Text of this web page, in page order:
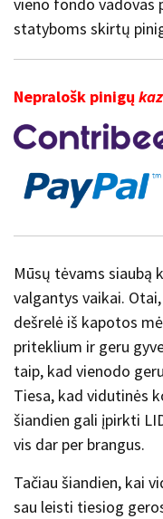
statyboms skirtų
Nepralošk pinigų
Mūsų tėvams siaubą
valgantys vaikai.
dešrelė iš kapotos
priteklium ir geru
taip, kad vienodo
Tiesa, kad vidutinės
šiandien gali įpirkti
vis dar per brangus.
Tačiau šiandien, kai
sau leisti tiesiog